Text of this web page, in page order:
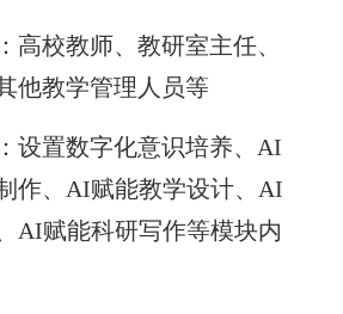
高校教师、教研室主任、
他教学管理人员等
设置数字化意识培养、AI
作、AI赋能教学设计、AI
AI赋能科研写作等模块内